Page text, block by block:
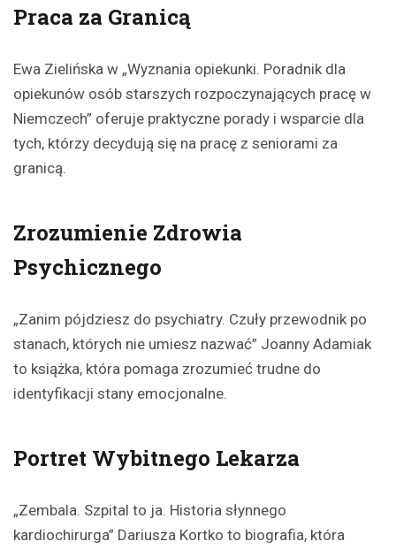
Praca za Granicą
Ewa Zielińska w „Wyznania opiekunki. Poradnik dla
opiekunów osób starszych rozpoczynających pracę w
Niemczech” oferuje praktyczne porady i wsparcie dla
tych, którzy decydują się na pracę z seniorami za
granicą.
Zrozumienie Zdrowia
Psychicznego
„Zanim pójdziesz do psychiatry. Czuły przewodnik po
stanach, których nie umiesz nazwać” Joanny Adamiak
to książka, która pomaga zrozumieć trudne do
identyfikacji stany emocjonalne.
Portret Wybitnego Lekarza
„Zembala. Szpital to ja. Historia słynnego
kardiochirurga” Dariusza Kortko to biografia, która